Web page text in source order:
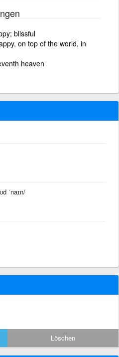
blissful
on top of the world, in
heaven
ˈnaɪn/
Löschen